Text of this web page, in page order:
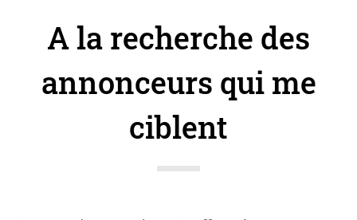
t
g
o
r
A la recherche des
annonceurs qui me
ciblent